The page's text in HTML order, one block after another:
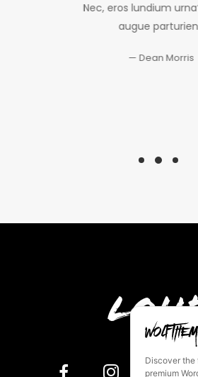
Nec, eros lundium
augue
Dean Morris
Discover
premium